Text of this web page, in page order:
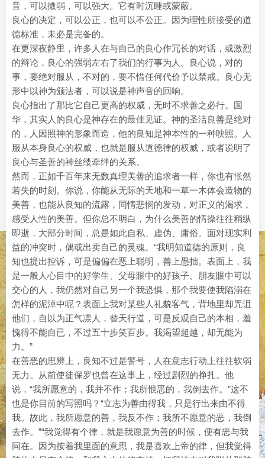
音，可以微弱，可以强大。它有时沉睡或蒙蔽。
良心的决定，可以公正，也可以不公正。因为理性所接受的道
德标准，未必是完备的。
在更深夜静里，许多人在与自己的良心作冗长的对话，或激烈
的辩论，良心的强弱左右了我们的行事为人。良心说，对的
事，要绝对服从，不对的，要不惜任何代价予以禁戒。良心无
形中以神为颁法者，可以说是神声音的回响。
良心指出了那比它自己更高的权威，无时不求善之必行。国
华，其实人的良心是神存在的最佳见证。神的圣洁良善是绝对
的，人因照神的形象而造，他的良知是神本性的一种映照。人
服从本身良心的权威，也就是服从道德律的权威，或者说明了
良心与圣善的神丝缕牵绊的关系。
然而，正如千百年来无数真理美善的追求者一样，你也有怅然
若失的时刻。你说，你能从无际的天地和一草一木体会造物的
美善，也能从良知的流露，同情悲悯的发动，对正义的渴求，
感受人性的美善。但你总不明白，为什么美善的情操往往稍纵
即逝，大部分时间，总是如此自私、虚伪、庸俗。面对现实利
益的冲突时，偶或出卖自己的灵魂。“我明知道德的原则，良
知也提出控诉，可是偏偏在恶上聪明，善上愚拙。表面上，我
是一般人心目中的好学生、父母眼中的好孩子、朋友眼中可以
交心的人，我仍然对自己另一个我恐惧，那个我要使我陷溺在
怎样的泥淖中呢？表面上我对某些人礼貌客气，背地里却咒诅
他们，自以为正气凛人，替天行道，可是反观自己的本相，羞
愧得不能自已，不过五十步笑百步。我渴望超越，却无能为
力。”
在善恶的思辨上，良知不过是警号，人在意志行动上往往软弱
无力。从前使徒保罗也曾在这事上，经过剧烈的挣扎。他
说，“我所愿意的，我并不作；我所恨恶的，我倒去作。”这不
也是你目前的写照吗？“立志为善由得我，只是行出来由不得
我。故此，我所愿意的善，我反不作；我所不愿意的恶，我倒
去作。”“我觉得有个律，就是我愿意为善的时候，便有恶与我
同在。因为按着我里面的意思，我是喜欢上帝的律，但我觉得